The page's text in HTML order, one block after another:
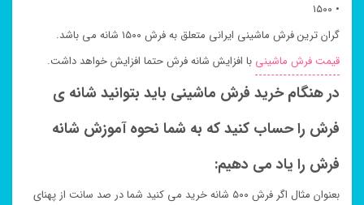
• ۱۵۰۰
گران ترین فرش ماشینی ایرانی متعلق به فرش ۱۵۰۰ شانه می باشد.
قیمت فرش ماشینی با افزایش شانه فرش حتما افزایش خواهد داشت.
در هنگام خرید فرش ماشینی باید بتوانید شانه ی
فرش را حساب کنید که به شما نحوه آموزش شانه
فرش را یاد می دهیم:
بعنوان مثال اگر فرش ۵۰۰ شانه خرید می کنید شما در صد سانت از پهنای